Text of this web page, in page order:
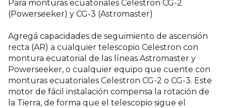
Para monturas ecuatoriales Celestron CG-2
(Powerseeker) y CG-3 (Astromaster)
Agregá capacidades de seguimiento de ascensión
recta (AR) a cualquier telescopio Celestron con
montura ecuatorial de las líneas Astromaster y
Powerseeker, o cualquier equipo que cuente con
monturas ecuatoriales Celestron CG-2 o CG-3. Este
motor de fácil instalación compensa la rotación de
la Tierra, de forma que el telescopio sigue el